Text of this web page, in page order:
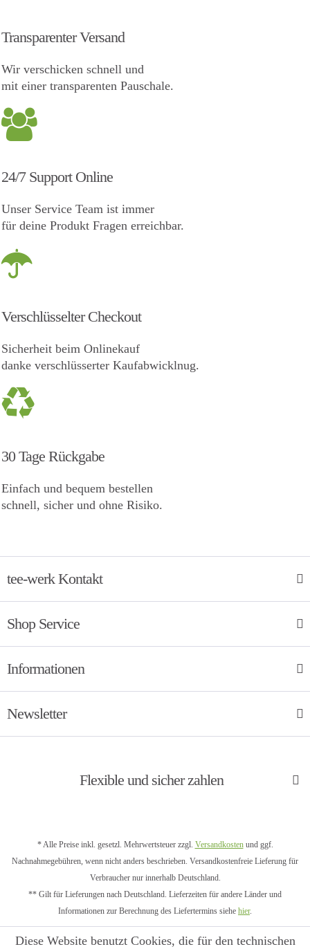
Transparenter Versand
Wir verschicken schnell und
mit einer transparenten Pauschale.
24/7 Support Online
Unser Service Team ist immer
für deine Produkt Fragen erreichbar.
Verschlüsselter Checkout
Sicherheit beim Onlinekauf
danke verschlüsserter Kaufabwicklnug.
30 Tage Rückgabe
Einfach und bequem bestellen
schnell, sicher und ohne Risiko.
tee-werk Kontakt
Shop Service
Informationen
Newsletter
Flexible und sicher zahlen
* Alle Preise inkl. gesetzl. Mehrwertsteuer zzgl. Versandkostenund ggf.
Nachnahmegebühren, wenn nicht anders beschrieben. Versandkostenfreie Lieferung für
Verbraucher nur innerhalb Deutschland.
** Gilt für Lieferungen nach Deutschland. Lieferzeiten für andere Länder und
Informationen zur Berechnung des Liefertermins siehe hier.
Diese Website benutzt Cookies, die für den technischen